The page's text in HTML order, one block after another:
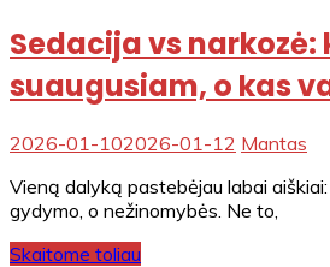
Sedacija vs narkozė:
suaugusiam, o kas
2026-01-102026-01-12 Mantas
Vieną dalyką pastebėjau labai
gydymo, o nežinomybės. Ne to,
Skaitome toliau